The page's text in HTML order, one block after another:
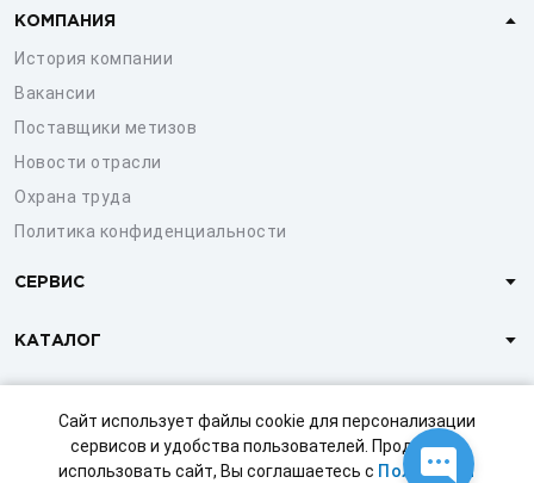
Сайт использует файлы cookie для персонализации
сервисов и удобства пользователей. Продолжая
использовать сайт, Вы соглашаетесь с Политикой
КОМПАНИЯ
История компании
Вакансии
Поставщики метизов
Новости отрасли
Охрана труда
Политика конфиденциальности
СЕРВИС
КАТАЛОГ